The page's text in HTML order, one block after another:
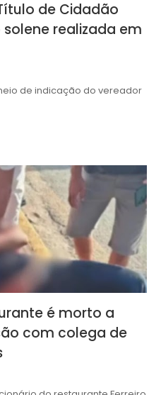
de Cidadão
realizada em
de indicação do vereador
é morto a
com colega de